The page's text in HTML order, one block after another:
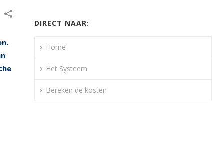
DIRECT NAAR:
Home
Het Systeem
Bereken de kosten